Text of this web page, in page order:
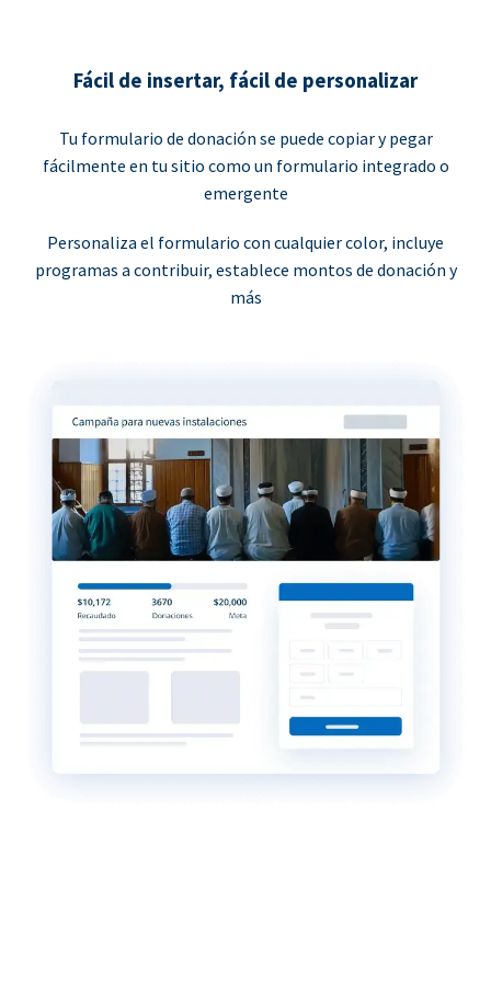
Fácil de insertar, fácil de personalizar
Tu formulario de donación se puede copiar y pegar
fácilmente en tu sitio como un formulario integrado o
emergente
Personaliza el formulario con cualquier color, incluye
programas a contribuir, establece montos de donación y
más